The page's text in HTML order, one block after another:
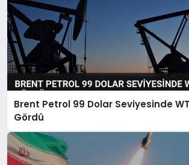
Brent Petrol 99 Dolar Seviyesinde
Gördü